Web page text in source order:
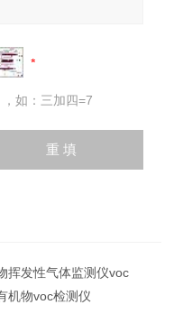
如：三加四=7
挥发性气体监测仪voc
机物voc检测仪